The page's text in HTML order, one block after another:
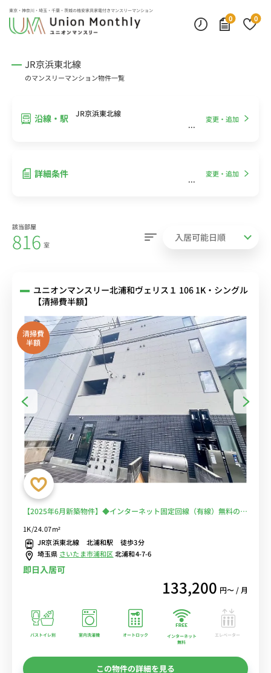
東京・神奈川・埼玉・千葉・茨城の格安家具家電付きマンスリーマンション
0
0
JR京浜東北線
のマンスリーマンション物件一覧
沿線・駅 JR京浜東北線
変更・追加
詳細条件 変更・追加
該当部屋
816 室
ユニオンマンスリー北浦和ヴェリス１ 106 1K・シングル
【清掃費半額】
清掃費
半額
【2025年6月新築物件】◆インターネット固定回線（有線）無料の部
オートロック＆モニター付きインターフォン完備/温水洗浄便座や浴
室乾燥機など設備充実
1K/24.07m²
JR京浜東北線 北浦和駅 徒歩3分
埼玉県 さいたま市浦和区北浦和4-7-6
即日入居可
133,200 円〜 / 月
バストイレ別 室内洗濯機 オートロック
インターネット
無料
エレベーター
この物件の詳細を見る